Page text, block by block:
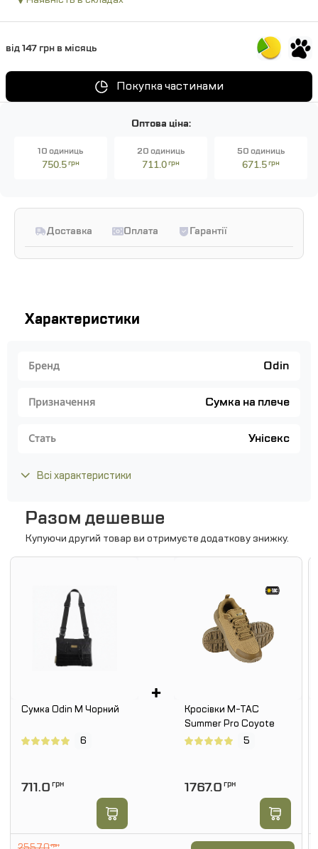
від 147 грн в місяць
Покупка частинами
Оптова ціна:
10 одиниць
750.5грн
20 одиниць
711.0грн
50 одиниць
671.5грн
Доставка Оплата Гарантії
Характеристики
Бренд Odin
Призначення Сумка на плече
Стать Унісекс
Всі характеристики
Разом дешевше
Купуючи другий товар ви отримуєте додаткову знижку.
Сумка Odin M Чорний
6
711.0 грн
+
Кросівки M-TAC
Summer Pro Coyote
5
1767.0 грн
грн